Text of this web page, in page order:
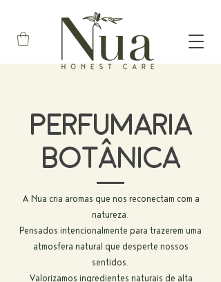
ˆ
PERFUMARIA
BOTaNICA
A Nua cria aromas que nos reconectam com a
natureza.
Pensados intencionalmente para trazerem uma
atmosfera natural que desperte nossos
sentidos.